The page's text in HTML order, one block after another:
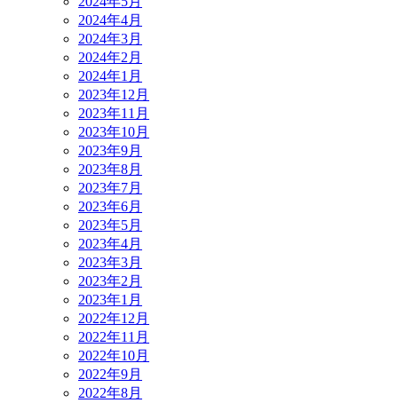
2024年4月
2024年3月
2024年2月
2024年1月
2023年12月
2023年11月
2023年10月
2023年9月
2023年8月
2023年7月
2023年6月
2023年5月
2023年4月
2023年3月
2023年2月
2023年1月
2022年12月
2022年11月
2022年10月
2022年9月
2022年8月